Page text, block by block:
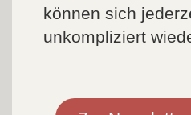
können sich
unkompliziert